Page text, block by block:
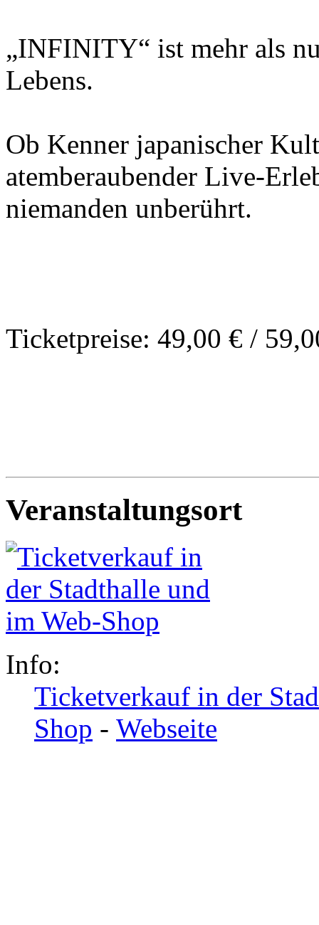
„INFINITY“ ist mehr als
Lebens.
Ob Kenner japanischer
atemberaubender Live-
niemanden unberührt.
Ticketpreise: 49,00 € /
Veranstaltungsort
Info:
Ticketverkauf in der
Shop - Webseite